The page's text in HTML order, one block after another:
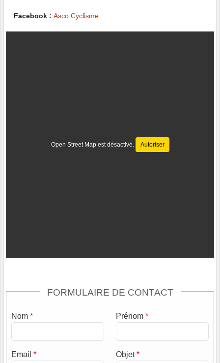
Facebook : Asco Cyclisme
Open Street Map est désactivé. Autoriser
FORMULAIRE DE CONTACT
Nom * Prénom *
Email * Objet*